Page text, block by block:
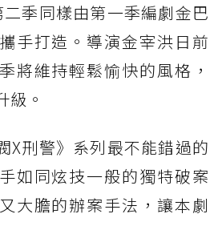
二季同樣由第一季編劇金巴
手打造。導演金宰洪日前
將維持輕鬆愉快的風格，
級。
X刑警》系列最不能錯過的
如同炫技一般的獨特破案
大膽的辦案手法，讓本劇